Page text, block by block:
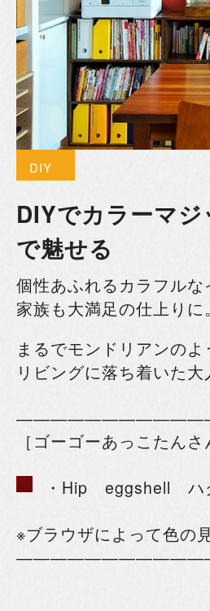
DIY
DIYでカラーマジ
で魅せる
個性あふれるカラフル
家族も大満足の仕上りに。
まるでモンドリアンの
リビングに落ち着いた
［ゴーゴーあっこたんさ
・Hip eggshell ハ
※ブラウザによって色の